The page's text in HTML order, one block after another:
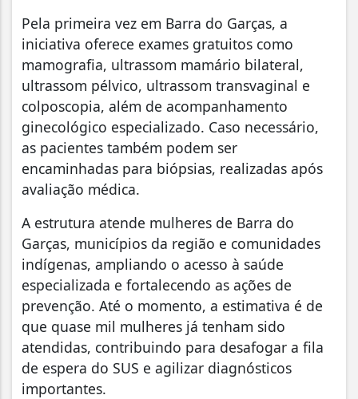
Pela primeira vez em Barra do Garças, a
iniciativa oferece exames gratuitos como
mamografia, ultrassom mamário bilateral,
ultrassom pélvico, ultrassom transvaginal e
colposcopia, além de acompanhamento
ginecológico especializado. Caso necessário,
as pacientes também podem ser
encaminhadas para biópsias, realizadas após
avaliação médica.
A estrutura atende mulheres de Barra do
Garças, municípios da região e comunidades
indígenas, ampliando o acesso à saúde
especializada e fortalecendo as ações de
prevenção. Até o momento, a estimativa é de
que quase mil mulheres já tenham sido
atendidas, contribuindo para desafogar a fila
de espera do SUS e agilizar diagnósticos
importantes.